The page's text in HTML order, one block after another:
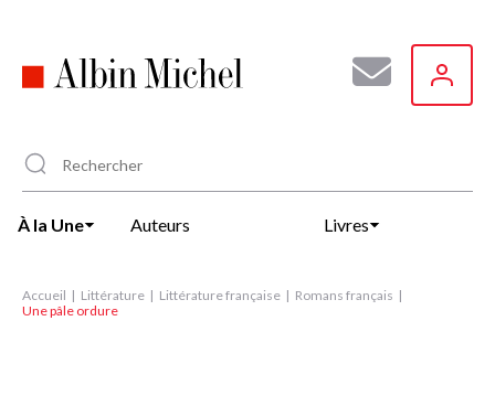
principal
À la Une Auteurs Livres
Accueil Littérature Littérature française
Romans français
Une pâle ordure